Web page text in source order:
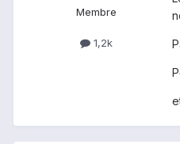
Membre
1,2k